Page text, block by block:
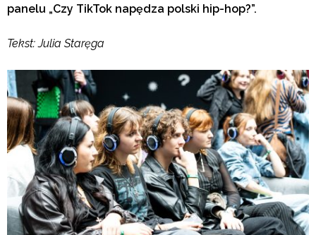
panelu „Czy TikTok napędza polski hip-hop?”.
Tekst: Julia Staręga